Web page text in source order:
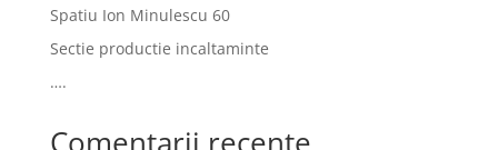
Spatiu Ion Minulescu 60
Sectie productie incaltaminte
….